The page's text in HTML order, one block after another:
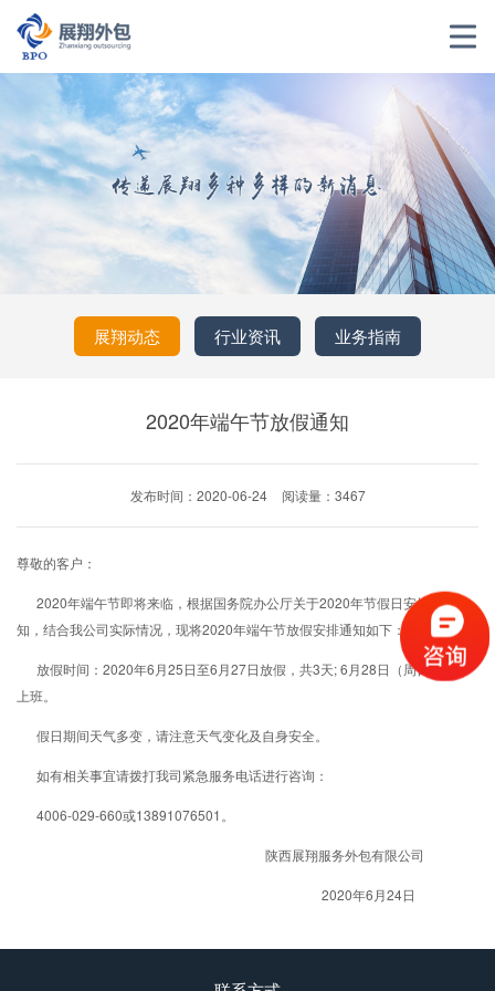
展翔动态 行业资讯 业务指南
2020年端午节放假通知
发布时间：2020-06-24 阅读量：3467
尊敬的客户：
2020年端午节即将来临，根据国务院办公厅关于2020年节假日安排的通
知，结合我公司实际情况，现将2020年端午节放假安排通知如下：
放假时间：2020年6月25日至6月27日放假，共3天; 6月28日（周日）正常
上班。
假日期间天气多变，请注意天气变化及自身安全。
如有相关事宜请拨打我司紧急服务电话进行咨询：
4006-029-660或13891076501。
陕西展翔服务外包有限公司
2020年6月24日